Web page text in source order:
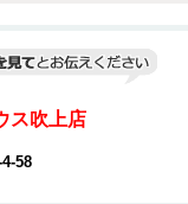
ス吹上店
58